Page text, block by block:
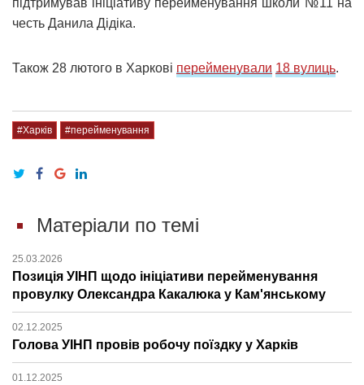
честь Данила Дідіка.
Також 28 лютого в Харкові перейменували 18 вулиць.
#Харків #перейменування
Матеріали по темі
25.03.2026
Позиція УІНП щодо ініціативи перейменування
провулку Олександра Какалюка у Кам'янському
02.12.2025
Голова УІНП провів робочу поїздку у Харків
01.12.2025